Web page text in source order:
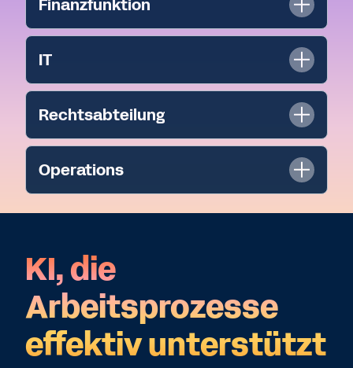
Finanzfunktion
IT
Rechtsabteilung
Operations
KI, die
Arbeitsprozesse
effektiv unterstützt